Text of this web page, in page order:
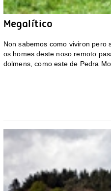
Megalítico
Non sabemos como viviron pero
os homes deste noso remoto
dolmens, como este de Pedra